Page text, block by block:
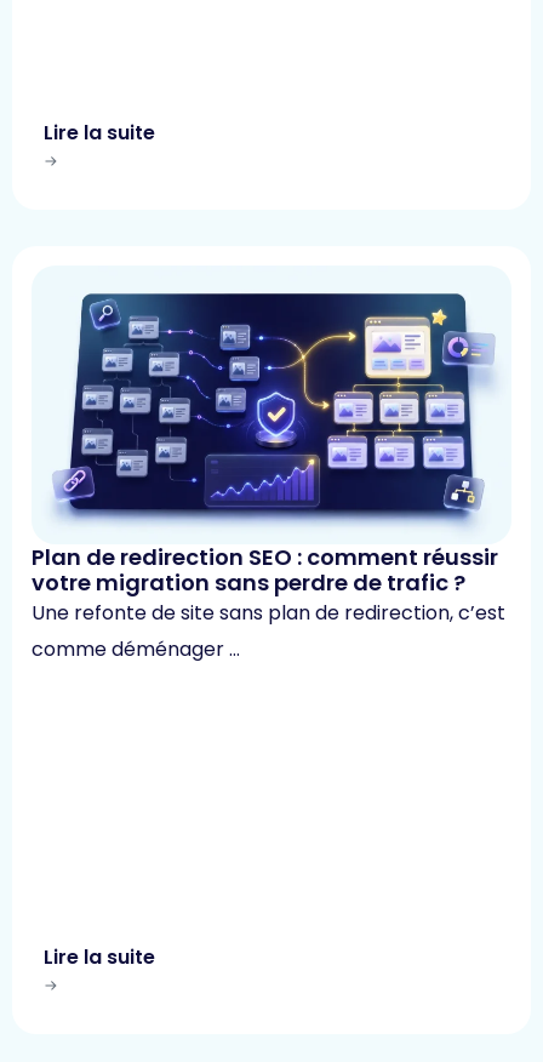
Lire la suite
Plan de redirection SEO : comment réussir
votre migration sans perdre de trafic ?
Une refonte de site sans plan de redirection, c’est
comme déménager …
Lire la suite